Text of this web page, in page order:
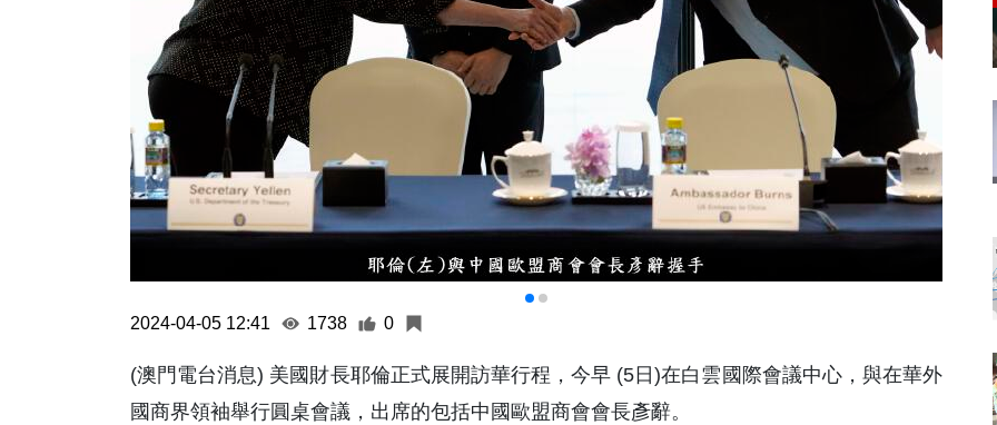
2024-04-05 12:41 1738 0
(澳門電台消息) 美國財長耶倫正式展開訪華行程，今早 (5日)在白雲國際會議中心，與在華外
國商界領袖舉行圓桌會議，出席的包括中國歐盟商會會長彥辭。